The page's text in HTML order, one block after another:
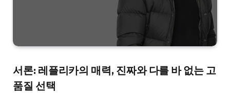
서론: 레플리카의 매력, 진짜와 다를 바 없는 고
품질 선택